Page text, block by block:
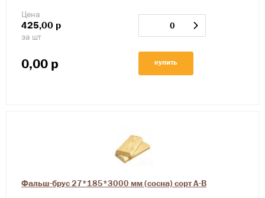
Цена
425,00 р
за шт
0,00 р купить
Фальш-брус 27*185*3000 мм (сосна) сорт А-В